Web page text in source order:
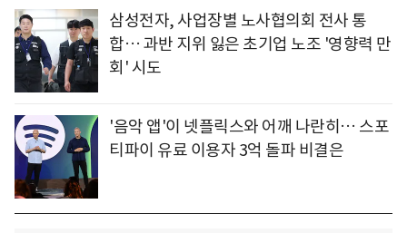
삼성전자, 사업장별 노사협의회 전사 통
합… 과반 지위 잃은 초기업 노조 '영향력 만
회' 시도
'음악 앱'이 넷플릭스와 어깨 나란히… 스포
티파이 유료 이용자 3억 돌파 비결은